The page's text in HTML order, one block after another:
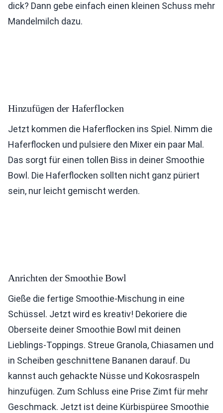
dick? Dann gebe einfach einen kleinen Schuss mehr
Mandelmilch dazu.
Hinzufügen der Haferflocken
Jetzt kommen die Haferflocken ins Spiel. Nimm die
Haferflocken und pulsiere den Mixer ein paar Mal.
Das sorgt für einen tollen Biss in deiner Smoothie
Bowl. Die Haferflocken sollten nicht ganz püriert
sein, nur leicht gemischt werden.
Anrichten der Smoothie Bowl
Gieße die fertige Smoothie-Mischung in eine
Schüssel. Jetzt wird es kreativ! Dekoriere die
Oberseite deiner Smoothie Bowl mit deinen
Lieblings-Toppings. Streue Granola, Chiasamen und
in Scheiben geschnittene Bananen darauf. Du
kannst auch gehackte Nüsse und Kokosraspeln
hinzufügen. Zum Schluss eine Prise Zimt für mehr
Geschmack. Jetzt ist deine Kürbispüree Smoothie